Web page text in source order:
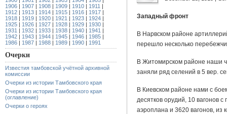
1906 | 1907 | 1908 | 1909 | 1910 | 1911 |
1912 | 1913 | 1914 | 1915 | 1916 | 1917 |
1918 | 1919 | 1920 | 1921 | 1923 | 1924 |
1925 | 1926 | 1927 | 1928 | 1929 | 1930 |
1931 | 1932 | 1933 | 1938 | 1940 | 1941 |
1942 | 1943 | 1944 | 1945 | 1946 | 1985 |
1986 | 1987 | 1988 | 1989 | 1990 | 1991
Очерки
Известия тамбовской учётной архивной
комиссии
Очерки из истории Тамбовского края
Очерки из истории Тамбовского края
(оглавление)
Очерки о героях
Западный фронт
В Нарвском районе
перешло несколько
В Житомирском районе наши
заняли ряд селений в 5 вер.
В Киевском районе нами с
десятков орудий, 10 вагонов
аэроплана и 3620 вагонов, из